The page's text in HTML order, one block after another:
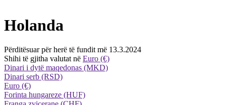
Holanda
Përditësuar për herë të fundit më 13.3.2024
Shihi të gjitha valutat në Euro (€)
Dinari i dytë maqedonas (MKD)
Dinari serb (RSD)
Euro (€)
Forinta hungareze (HUF)